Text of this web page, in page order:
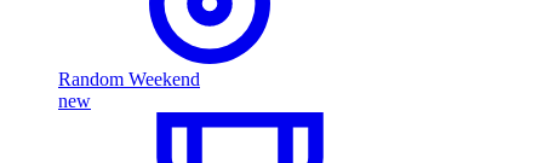
Random Weekend
new